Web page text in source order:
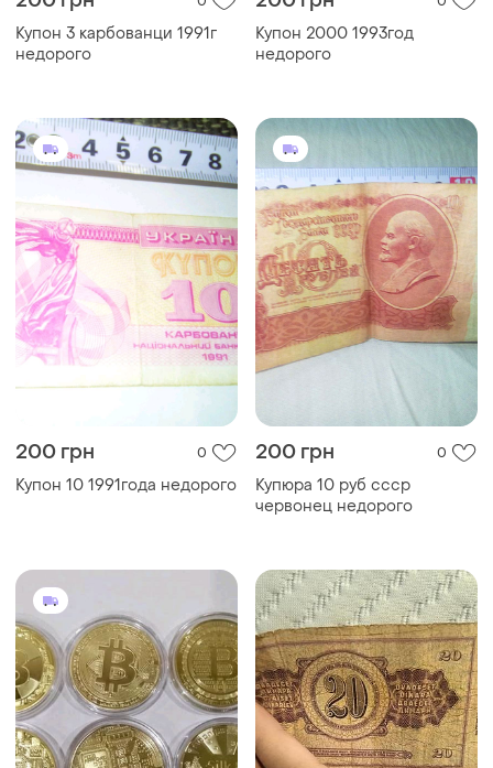
Купон 3 карбованци 1991г
недорого
Купон 2000 1993год
недорого
200 грн 0
Купон 10 1991года недорого
200 грн 0
Купюра 10 руб ссср
червонец недорого